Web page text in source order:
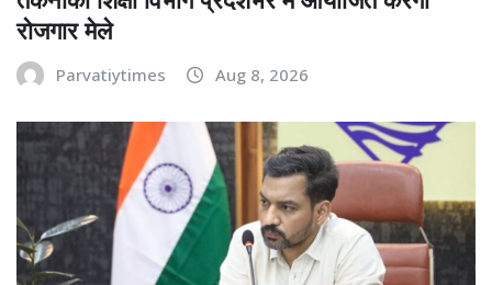
रोजगार मेले
Parvatiytimes Aug 8, 2026